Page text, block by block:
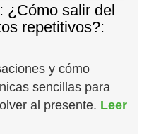
¿Cómo salir del
repetitivos?:
y cómo
sencillas para
al presente. Leer